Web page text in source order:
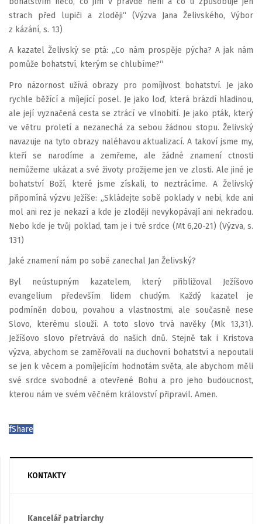
strach před lupiči a zloději“ (Výzva Jana Želivského, Výbor
z kázání, s. 13)
A kazatel Želivský se ptá: „Co nám prospěje pýcha? A jak nám
pomůže bohatství, kterým se chlubíme?“
Pro názornost užívá obrazy pro pomíjivost bohatství. Je jako
rychle běžící a míjející posel. Je jako loď, která brázdí hladinou,
ale její vyznačená cesta se ztrácí ve vlnobití. Je jako pták, který
ve větru proletí a nezanechá za sebou žádnou stopu. Želivský
navazuje na tyto obrazy naléhavou aktualizací. A takoví jsme my,
kteří se narodíme a zemřeme, ale žádné znamení ctnosti
nemůžeme ukázat a své životy prožijeme jen ve zlosti. Ale jiné je
bohatství Boží, které jsme získali, to neztrácíme. A Želivský
připomíná výzvu Ježíše: „Skládejte sobě poklady v nebi, kde ani
mol ani rez je nekazí a kde je zloději nevykopávají ani nekradou.
Nebo kde je tvůj poklad, tam je i tvé srdce (Mt 6,20-21) (Výzva, s.
131)
Jaké znamení nám po sobě zanechal Jan Želivský?
Byl neústupným kazatelem, který přibližoval Ježíšovo
evangelium především lidem chudým. Každý kazatel je
podmíněn dobou, povahou a vlastnostmi, ale současně nese
Slovo, kterému slouží. A toto slovo trvá navěky (Mk 13,31).
Ježíšovo slovo přetrvává do našich dnů. Stejně tak i Kristova
výzva, abychom se zaměřovali na duchovní bohatství a nepoutali
se jen k věcem a pomíjejícím hodnotám světa, ale abychom měli
své srdce svobodné a otevřené Bohu a pro jeho budoucnost,
kterou nám ve svém věčném království připravil. Amen.
fShare
KONTAKTY
Kancelář patriarchy